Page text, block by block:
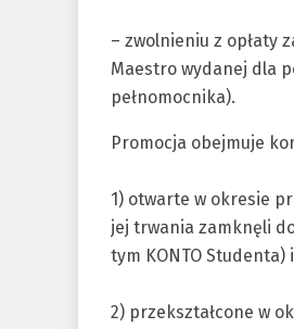
– zwolnieniu z opłaty
Maestro wydanej dla
pełnomocnika).
Promocja obejmuje
1) otwarte w okresie
jej trwania zamknęli
tym KONTO Studenta)
2) przekształcone w